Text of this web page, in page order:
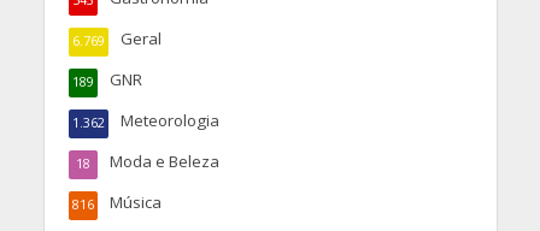
Geral
6.769
GNR
189
Meteorologia
1.362
Moda e Beleza
18
Música
816